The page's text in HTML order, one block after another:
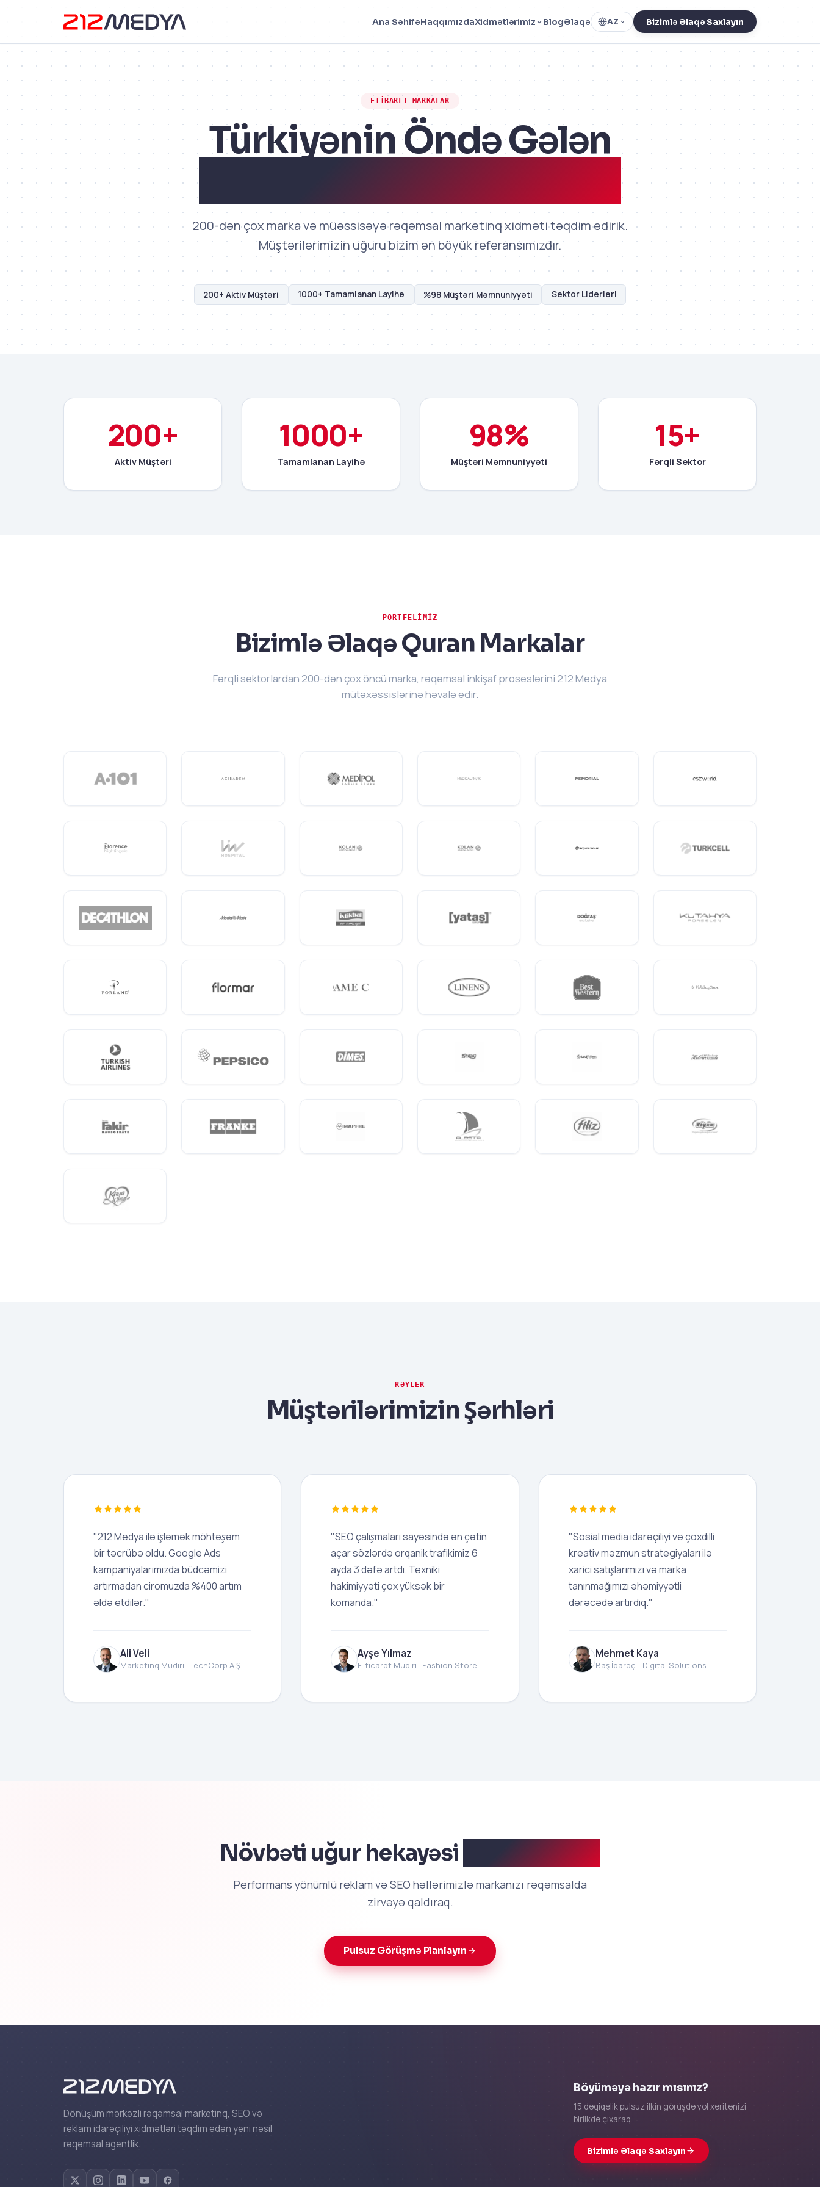
Ana SəhifəHaqqımızdaXidmətlərimiz BlogƏlaqə AZ Bizimlə Əlaqə Saxlayın
ETIBARLI MARKALAR
Türkiyənin Öndə Gələn
200-dən çox marka və müəssisəyə rəqəmsal marketinq xidməti təqdim edirik.
Müştərilərimizin uğuru bizim ən böyük referansımızdır.
200+ Aktiv Müştəri 1000+ Tamamlanan Layihə %98 Müştəri Məmnuniyyəti Sektor Liderləri
200+
Aktiv Müştəri
1000+
Tamamlanan Layihə
98%
Müştəri Məmnuniyyəti
15+
Fərqli Sektor
PORTFELIMIZ
Bizimlə Əlaqə Quran Markalar
Fərqli sektorlardan 200-dən çox öncü marka, rəqəmsal inkişaf proseslərini 212 Medya
mütəxəssislərinə həvalə edir.
RƏYLER
Müştərilərimizin Şərhləri
"212 Medya ilə işləmək möhtəşəm
bir təcrübə oldu. Google Ads
kampaniyalarımızda büdcəmizi
artırmadan ciromuzda %400 artım
əldə etdilər."
Ali Veli
Marketinq Müdiri · TechCorp A.Ş.
"SEO çalışmaları sayəsində ən çətin
açar sözlərdə orqanik trafikimiz 6
ayda 3 dəfə artdı. Texniki
hakimiyyəti çox yüksək bir
komanda."
Ayşe Yılmaz
E-ticarət Müdiri · Fashion Store
"Sosial media idarəçiliyi və çoxdilli
kreativ məzmun strategiyaları ilə
xarici satışlarımızı və marka
tanınmağımızı əhəmiyyətli
dərəcədə artırdıq."
Mehmet Kaya
Baş İdarəçi · Digital Solutions
Növbəti uğur hekayəsi sizinki olsun.
Performans yönümlü reklam və SEO həllərimizlə markanızı rəqəmsalda
zirvəyə qaldıraq.
Pulsuz Görüşmə Planlayın
Dönüşüm mərkəzli rəqəmsal marketinq, SEO və
reklam idarəçiliyi xidmətləri təqdim edən yeni nəsil
rəqəmsal agentlik.
Böyüməyə hazır mısınız?
15 dəqiqəlik pulsuz ilkin görüşdə yol xəritənizi
birlikdə çıxaraq.
Bizimlə Əlaqə Saxlayın